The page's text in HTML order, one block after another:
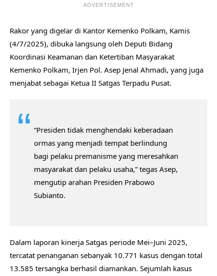
ADVERTISEMENT
Rakor yang digelar di Kantor Kemenko Polkam, Kamis
(4/7/2025), dibuka langsung oleh Deputi Bidang
Koordinasi Keamanan dan Ketertiban Masyarakat
Kemenko Polkam, Irjen Pol. Asep Jenal Ahmadi, yang juga
menjabat sebagai Ketua II Satgas Terpadu Pusat.
“Presiden tidak menghendaki keberadaan
ormas yang menjadi tempat berlindung
bagi pelaku premanisme yang meresahkan
masyarakat dan pelaku usaha,” tegas Asep,
mengutip arahan Presiden Prabowo
Subianto.
Dalam laporan kinerja Satgas periode Mei–Juni 2025,
tercatat penanganan sebanyak 10.771 kasus dengan total
13.585 tersangka berhasil diamankan. Sejumlah kasus